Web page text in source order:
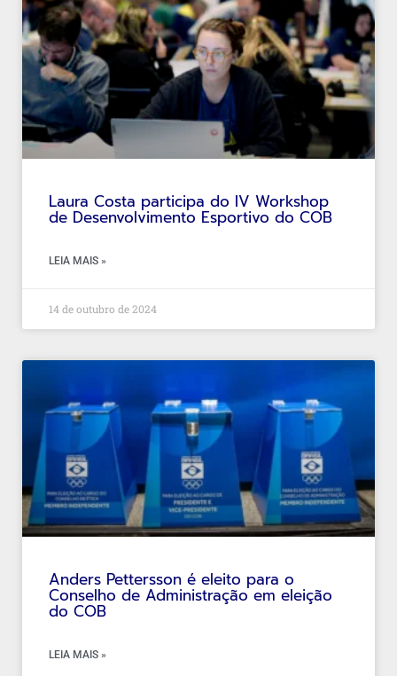
Laura Costa participa do IV Workshop
de Desenvolvimento Esportivo do COB
LEIA MAIS »
14 de outubro de 2024
Anders Pettersson é eleito para o
Conselho de Administração em eleição
do COB
LEIA MAIS »